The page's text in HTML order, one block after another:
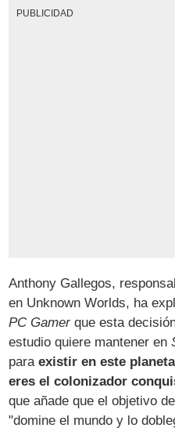
PUBLICIDAD
Anthony Gallegos,
en Unknown Worlds, ha
PC Gamerque esta
estudio quiere mantener en
paraexistir en este
eres el colonizador
que añade que el objetivo
"domine el mundo y lo